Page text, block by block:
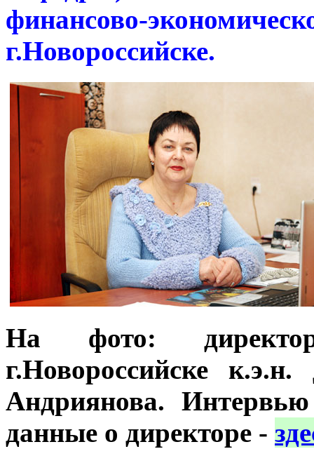
финансово-
г.Новороссийске.
На фото:
г.Новороссийске
Андриянова.
данные о директоре -